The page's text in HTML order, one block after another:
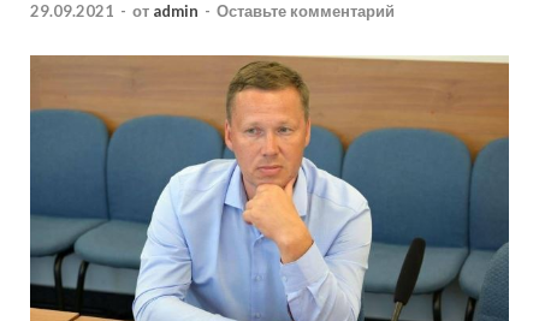
29.09.2021 - от admin - Оставьте комментарий